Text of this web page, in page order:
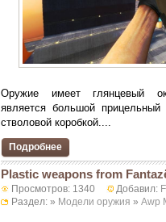
Оружие имеет глянцевый
является большой
стволовой коробкой....
Подробнее
Plastic weapons from
Просмотров: 1340 Добавил:
Раздел: » Модели оружия » Awp